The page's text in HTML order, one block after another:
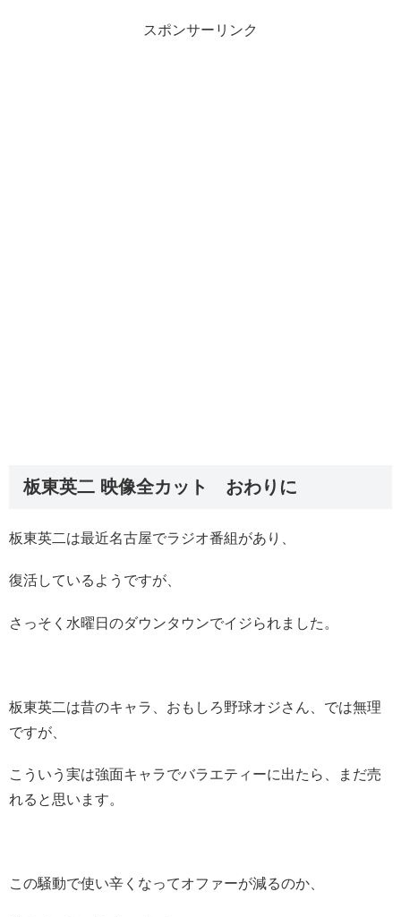
スポンサーリンク
板東英二 映像全カット おわりに
板東英二は最近名古屋でラジオ番組があり、
復活しているようですが、
さっそく水曜日のダウンタウンでイジられました。
板東英二は昔のキャラ、おもしろ野球オジさん、では無理
ですが、
こういう実は強面キャラでバラエティーに出たら、まだ売
れると思います。
この騒動で使い辛くなってオファーが減るのか、